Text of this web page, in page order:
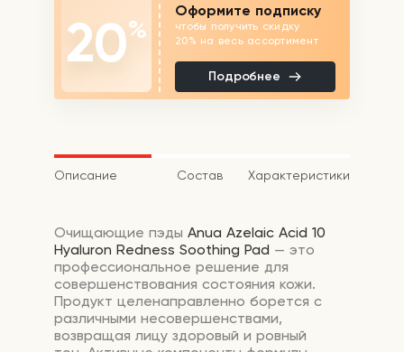
20%
Оформите подписку
чтобы получить скидку
20% на весь ассортимент
Подробнее
Описание Состав Характеристики
Очищающие пэды Anua Azelaic Acid 10
Hyaluron Redness Soothing Pad — это
профессиональное решение для
совершенствования состояния кожи.
Продукт целенаправленно борется с
различными несовершенствами,
возвращая лицу здоровый и ровный